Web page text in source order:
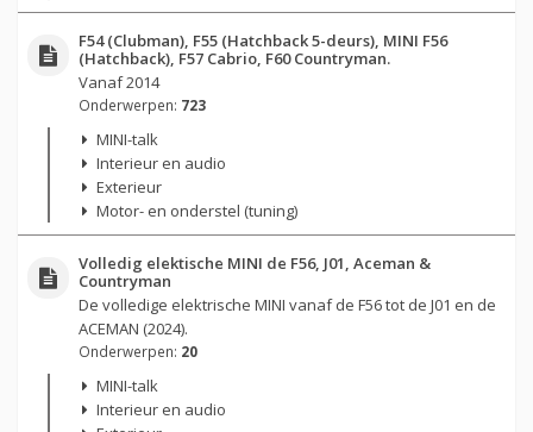
F54 (Clubman), F55 (Hatchback 5-deurs), MINI F56
(Hatchback), F57 Cabrio, F60 Countryman.
Vanaf 2014
Onderwerpen: 723
MINI-talk
Interieur en audio
Exterieur
Motor- en onderstel (tuning)
Volledig elektische MINI de F56, J01, Aceman &
Countryman
De volledige elektrische MINI vanaf de F56 tot de J01 en de
ACEMAN (2024).
Onderwerpen: 20
MINI-talk
Interieur en audio